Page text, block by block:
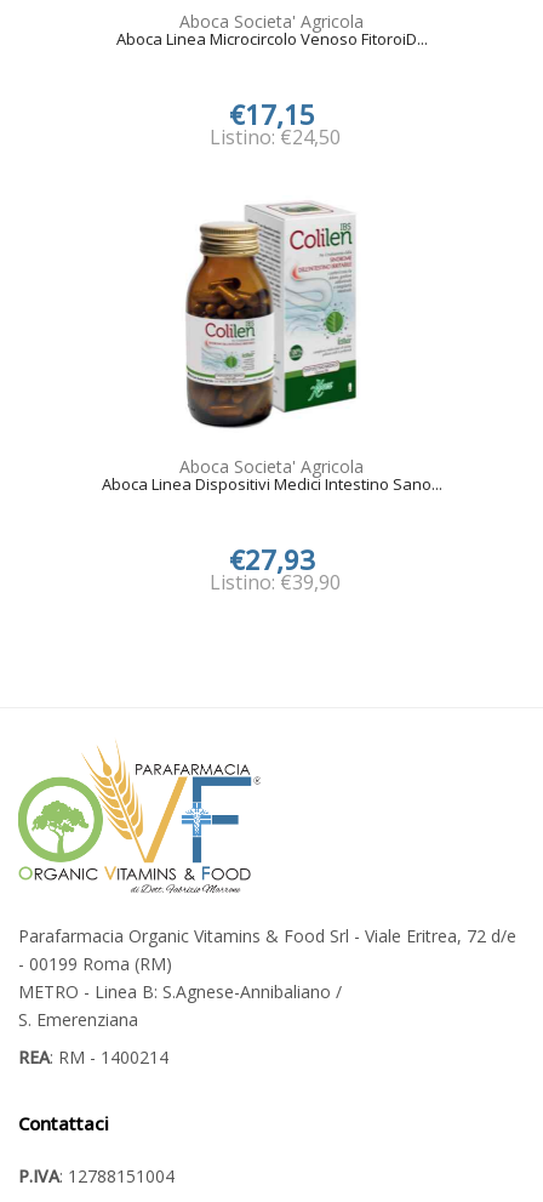
Aboca Societa' Agricola
Aboca Linea Microcircolo Venoso FitoroiD...
€17,15
Listino: €24,50
Aboca Societa' Agricola
Aboca Linea Dispositivi Medici Intestino Sano...
€27,93
Listino: €39,90
Parafarmacia Organic Vitamins & Food Srl - Viale Eritrea, 72 d/e
- 00199 Roma (RM)
METRO - Linea B: S.Agnese-Annibaliano /
S. Emerenziana
REA: RM - 1400214
Contattaci
P.IVA: 12788151004